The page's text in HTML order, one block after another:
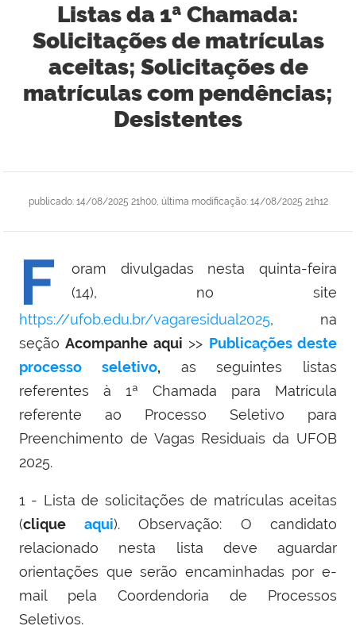
Listas da 1ª Chamada:
Solicitações de matrículas
aceitas; Solicitações de
matrículas com pendências;
Desistentes
publicado: 14/08/2025 21h00, última modificação: 14/08/2025 21h12
F
oram divulgadas nesta quinta-feira
(14), no site
https://ufob.edu.br/vagaresidual2025, na
seçãoAcompanhe aqui >> Publicações deste
processo seletivo,as seguintes listas
referentes à 1ª Chamada para Matrícula
referente ao Processo Seletivo para
Preenchimento de Vagas Residuais da UFOB
2025.
1 - Lista de solicitações de matrículas aceitas
(clique aqui). Observação: O candidato
relacionado nesta lista deve aguardar
orientações que serão encaminhadas por e-
mail pela Coordendoria de Processos
Seletivos.